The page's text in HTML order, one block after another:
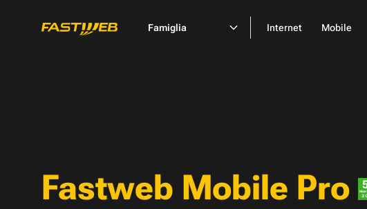
Famiglia Internet Mobile
Fastweb Mobile Pro